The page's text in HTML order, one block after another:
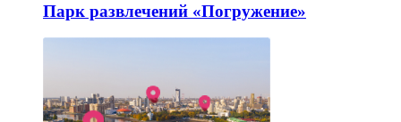
Парк развлечений «Погружение»